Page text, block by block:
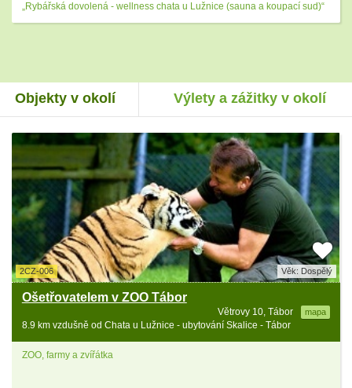
„Rybářská dovolená - wellness chata u Lužnice (sauna a koupací sud)“
Objekty v okolí Výlety a zážitky v okolí
2CZ-006 Věk: Dospělý
Ošetřovatelem v ZOO Tábor
Větrovy 10, Tábor mapa
8.9 km vzdušně od Chata u Lužnice - ubytování Skalice - Tábor
ZOO, farmy a zvířátka